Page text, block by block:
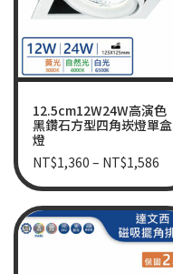
12.5cm12W24W高演色
黑鑽石方型四角崁燈單盒
燈
NT$1,360 – NT$1,586